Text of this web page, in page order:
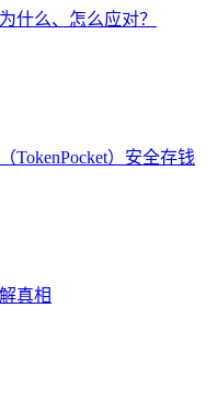
什么、怎么应对？
TokenPocket）安全存钱
真相